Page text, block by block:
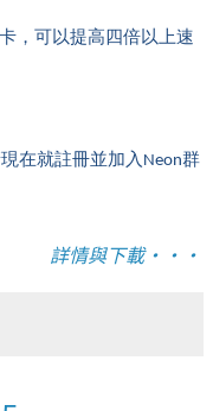
，可以提高四倍以上速
現在就註冊並加入Neon群
詳情與下載‧‧‧